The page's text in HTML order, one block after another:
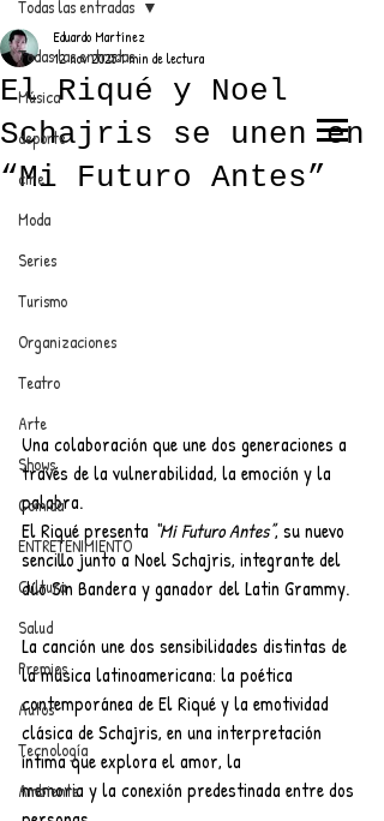
ANUNCIATE CON NOSOTROS
PARA MÁS INFORMACIÓN:
dinamicaseltrendytop@gmail.com
EL TRENDY TOP
CON EDDY MARTINEZ
Todas las entradas
Música
deporte
cine
Moda
Series
Turismo
Organizaciones
Teatro
Arte
Shows
Comida
ENTRETENIMIENTO
Cultura
Salud
Premios
Autos
Tecnología
Ambiente
Todas las entradas
El Riqué y Noel
Schajris se unen en
“Mi Futuro Antes”
Eduardo Martínez
12 nov 20251 min de lectura
Una colaboración que une dos generaciones a
través de la vulnerabilidad, la emoción y la
palabra.
El Riqué presenta “Mi Futuro Antes”, su nuevo
sencillo junto a Noel Schajris, integrante del
dúo Sin Bandera y ganador del Latin Grammy.
La canción une dos sensibilidades distintas de
la música latinoamericana: la poética
contemporánea de El Riqué y la emotividad
clásica de Schajris, en una interpretación
íntima que explora el amor, la
memoria y la conexión predestinada entre dos